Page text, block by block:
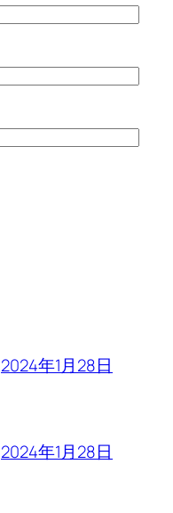
2024年1月28日
2024年1月28日